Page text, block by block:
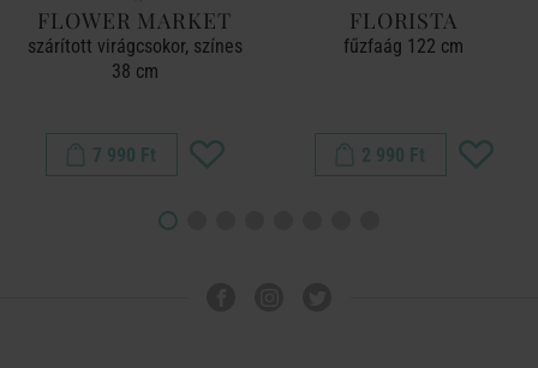
FLOWER MARKET
szárított virágcsokor, színes
38 cm
7 990 Ft
FLORISTA
fűzfaág 122 cm
2 990 Ft